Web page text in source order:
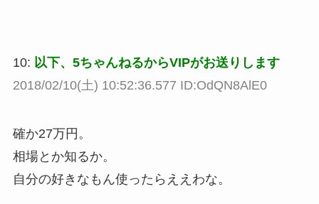
10: 以下、5ちゃんねるからVIPがお送りします
2018/02/10(土) 10:52:36.577 ID:OdQN8AlE0
確か27万円。
相場とか知るか。
自分の好きなもん使ったらええわな。